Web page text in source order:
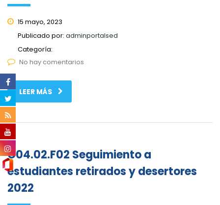
15 mayo, 2023
Publicado por: adminportalsed
Categoría:
No hay comentarios
LEER MÁS
C04.02.F02 Seguimiento a
estudiantes retirados y desertores
2022